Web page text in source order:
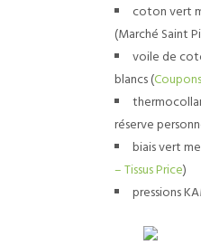
coton vert
(Marché Saint
voile de
blancs (
réserve
biais vert
– Tissus Price)
pressions